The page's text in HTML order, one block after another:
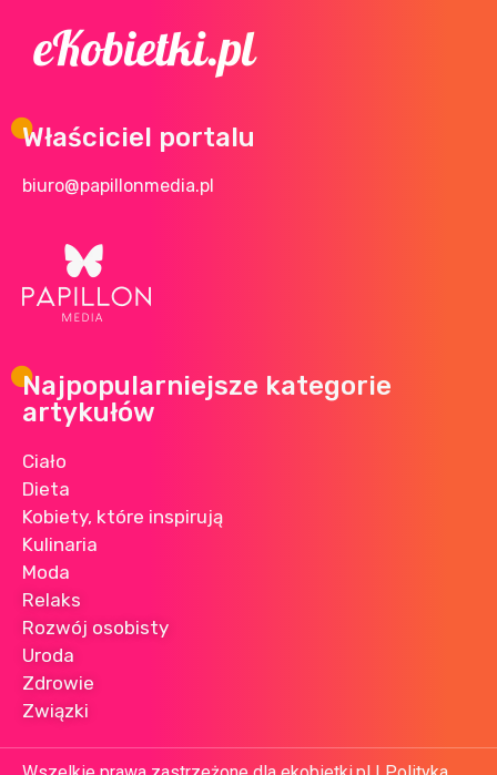
Właściciel portalu
biuro@papillonmedia.pl
Najpopularniejsze kategorie
artykułów
Ciało
Dieta
Kobiety, które inspirują
Kulinaria
Moda
Relaks
Rozwój osobisty
Uroda
Zdrowie
Związki